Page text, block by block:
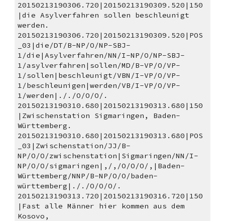
20150213190306.720|20150213190309.520|150
|die Asylverfahren sollen beschleunigt
werden.
20150213190306.720|20150213190309.520|POS
_03|die/DT/B-NP/O/NP-SBJ-
1/die|Asylverfahren/NN/I-NP/O/NP-SBJ-
1/asylverfahren|sollen/MD/B-VP/O/VP-
1/sollen|beschleunigt/VBN/I-VP/O/VP-
1/beschleunigen|werden/VB/I-VP/O/VP-
1/werden|././O/O/O/.
20150213190310.680|20150213190313.680|150
|Zwischenstation Sigmaringen, Baden-
Württemberg.
20150213190310.680|20150213190313.680|POS
_03|Zwischenstation/JJ/B-
NP/O/O/zwischenstation|Sigmaringen/NN/I-
NP/O/O/sigmaringen|,/,/O/O/O/,|Baden-
Württemberg/NNP/B-NP/O/O/baden-
württemberg|././O/O/O/.
20150213190313.720|20150213190316.720|150
|Fast alle Männer hier kommen aus dem
Kosovo,